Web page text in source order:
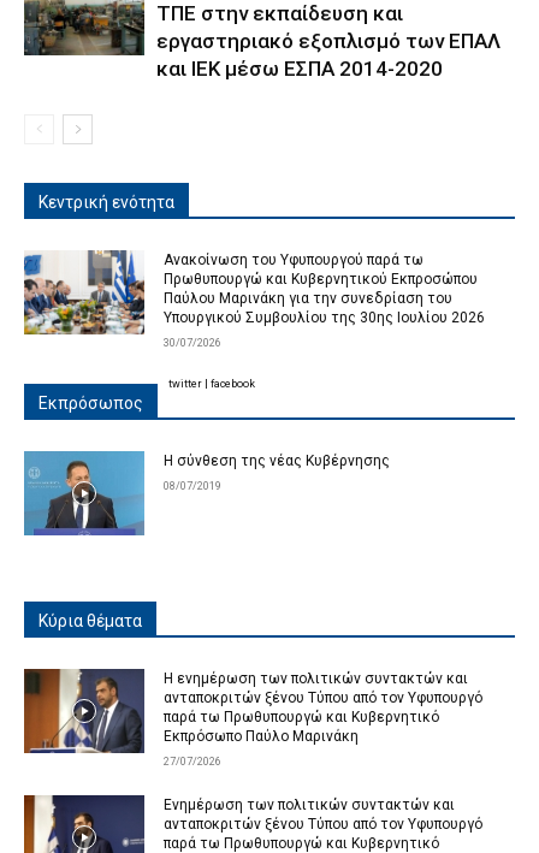
ΤΠΕ στην εκπαίδευση και
εργαστηριακό εξοπλισμό των ΕΠΑΛ
και ΙΕΚ μέσω ΕΣΠΑ 2014-2020
Κεντρική ενότητα
Ανακοίνωση του Υφυπουργού παρά τω
Πρωθυπουργώ και Κυβερνητικού Εκπροσώπου
Παύλου Μαρινάκη για την συνεδρίαση του
Υπουργικού Συμβουλίου της 30ης Ιουλίου 2026
30/07/2026
Εκπρόσωπος
Η σύνθεση της νέας Κυβέρνησης
08/07/2019
twitter facebook
Κύρια θέματα
Η ενημέρωση των πολιτικών συντακτών και
ανταποκριτών ξένου Τύπου από τον Υφυπουργό
παρά τω Πρωθυπουργώ και Κυβερνητικό
Εκπρόσωπο Παύλο Μαρινάκη
27/07/2026
Ενημέρωση των πολιτικών συντακτών και
ανταποκριτών ξένου Τύπου από τον Υφυπουργό
παρά τω Πρωθυπουργώ και Κυβερνητικό